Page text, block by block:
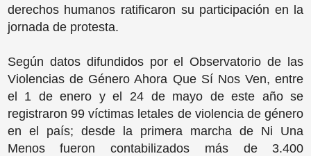
derechos humanos ratificaron su participación en la
jornada de protesta.
Según datos difundidos por el Observatorio de las
Violencias de Género Ahora Que Sí Nos Ven, entre
el 1 de enero y el 24 de mayo de este año se
registraron 99 víctimas letales de violencia de género
en el país; desde la primera marcha de Ni Una
Menos fueron contabilizados más de 3.400